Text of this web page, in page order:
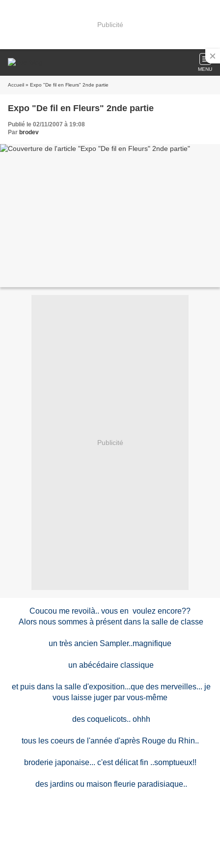
Publicité
MENU
Accueil » Expo "De fil en Fleurs" 2nde partie
Expo "De fil en Fleurs" 2nde partie
Publié le 02/11/2007 à 19:08
Par brodev
Publicité
Coucou me revoilà.. vous en voulez encore??
Alors nous sommes à présent dans la salle de classe
un très ancien Sampler..magnifique
un abécédaire classique
et puis dans la salle d'exposition...que des merveilles... je
vous laisse juger par vous-même
des coquelicots.. ohhh
tous les coeurs de l'année d'après Rouge du Rhin..
broderie japonaise... c'est délicat fin ..somptueux!!
des jardins ou maison fleurie paradisiaque..